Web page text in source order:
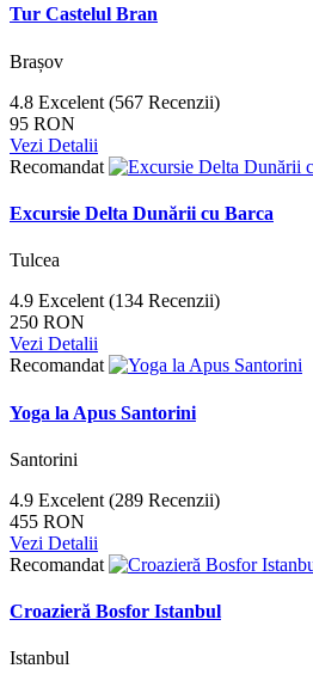
Tur Castelul Bran
Brașov
4.8 Excelent (567 Recenzii)
95 RON
Vezi Detalii
Recomandat
Excursie Delta Dunării cu Barca
Tulcea
4.9 Excelent (134 Recenzii)
250 RON
Vezi Detalii
Recomandat
Yoga la Apus Santorini
Santorini
4.9 Excelent (289 Recenzii)
455 RON
Vezi Detalii
Recomandat
Croazieră Bosfor Istanbul
Istanbul